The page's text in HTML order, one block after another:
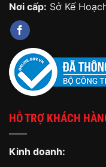
Nơi cấp: Sở Kế
HỖ TRỢ KHÁCH
Kinh doanh: